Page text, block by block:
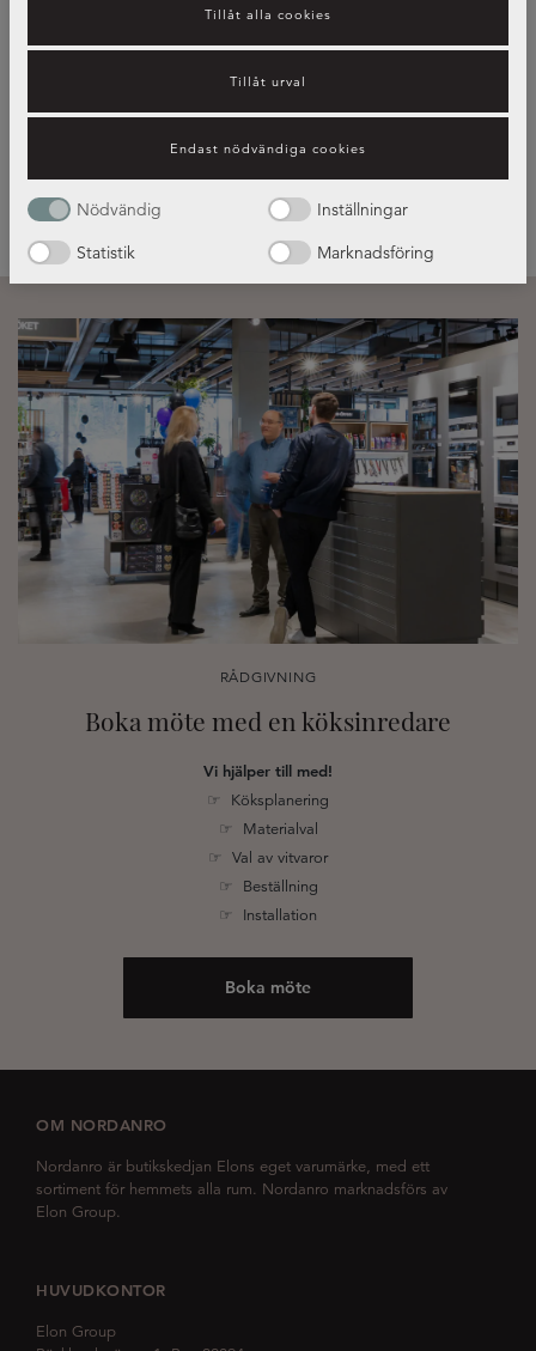
Tillåt alla cookies
Tillåt urval
Endast nödvändiga cookies
Nödvändig
Inställningar
Statistik
Marknadsföring
Olika typer av diskhoar
RÅDGIVNING
Boka möte med en köksinredare
Vi hjälper till med!
☞ Köksplanering
☞ Materialval
☞ Val av vitvaror
☞ Beställning
☞ Installation
Boka möte
OM NORDANRO
Nordanro är butikskedjan Elons eget varumärke, med ett
sortiment för hemmets alla rum. Nordanro marknadsförs av
Elon Group.
HUVUDKONTOR
Elon Group